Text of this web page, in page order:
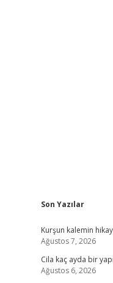
Sidebar
Son Yazılar
Kurşun kalemin
Ağustos 7, 2026
Cila kaç ayda bir
Ağustos 6, 2026